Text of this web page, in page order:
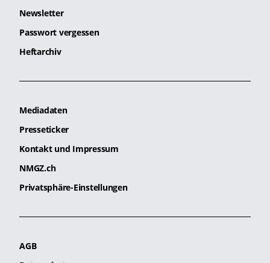
Newsletter
Passwort vergessen
Heftarchiv
Mediadaten
Presseticker
Kontakt und Impressum
NMGZ.ch
Privatsphäre-Einstellungen
AGB